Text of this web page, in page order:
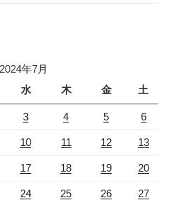
2024年7月
水 木 金 土
3 4 5 6
10 11 12 13
17 18 19 20
24 25 26 27